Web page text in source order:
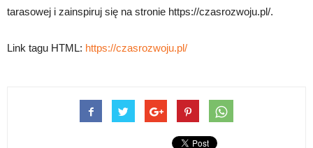
tarasowej i zainspiruj się na stronie https://czasrozwoju.pl/.
Link tagu HTML: https://czasrozwoju.pl/